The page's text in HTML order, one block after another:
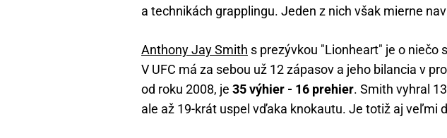
a technikách grapplingu. Jeden z nich však mierne
Anthony Jay Smith s prezývkou "Lionheart" je o niečo
V UFC má za sebou už 12 zápasov a jeho bilancia v
od roku 2008, je 35 výhier - 16 prehier. Smith vyhral
ale až 19-krát uspel vďaka knokautu. Je totiž aj veľmi